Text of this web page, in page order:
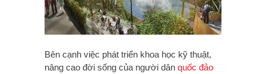
Bên cạnh việc phát triển khoa học kỹ thuật,
nâng cao đời sống của người dân quốc đảo